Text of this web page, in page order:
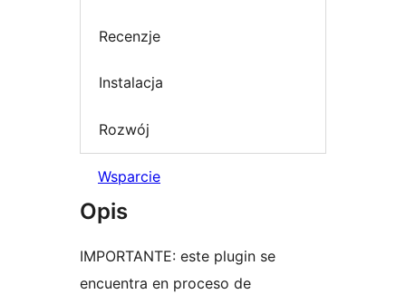
Recenzje
Instalacja
Rozwój
Wsparcie
Opis
IMPORTANTE: este plugin se
encuentra en proceso de